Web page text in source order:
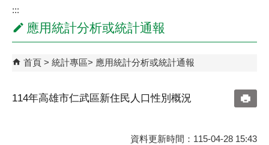
:::
應用統計分析或統計通報
首頁 統計專區 應用統計分析或統計通報
114年高雄市仁武區新住民人口性別概況
資料更新時間：115-04-28 15:43